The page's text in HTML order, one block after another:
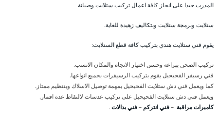
المدرب جيدا على انجاز كافة اعمال تركيب ستلايت وصيانة
ستلايت وبرمجة ستلايت وبتكاليف زهيدة للغاية.
يقوم فني ستلايت هندي بتركيب كافة قطع الستلايت:
تركيب الصحن ببراعة وحسن اختيار الاتجاه والمكان الانسب.
فني رسيفر الفحيحيل يقوم بتركيب الرسيفرات بجميع انواعها.
كما ويعمل فني دش ستلايت الفحيحيل بمهمة توصيل الاسلاك وبتنظيم ممتاز.
ويعمل فني دش ستلايت الفحيحيل على تركيب عدسات لالتقاط عدة اقمار.
كاميرات مراقبة –فني انتركم –فني بدالات.